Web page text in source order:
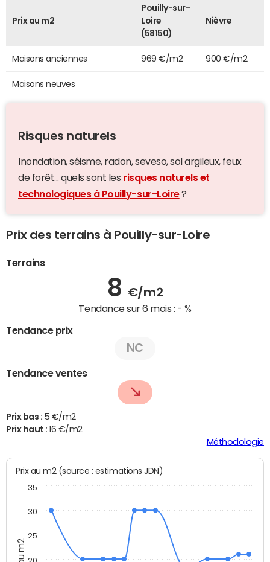
Prix au m2
Pouilly-sur-
Loire
(58150)
Nièvre
Maisons anciennes 969 €/m2 900 €/m2
Maisons neuves
Risques naturels
Inondation, séisme, radon, seveso, sol argileux, feux
de forêt... quels sont les risques naturels et
technologiques à Pouilly-sur-Loire?
Prix des terrains à Pouilly-sur-Loire
Terrains
8 €/m2
Tendance sur 6 mois : - %
Tendance prix
NC
Tendance ventes
Prix bas : 5 €/m2
Prix haut : 16 €/m2
Méthodologie
Prix au m2 (source : estimations JDN)
25
30
35